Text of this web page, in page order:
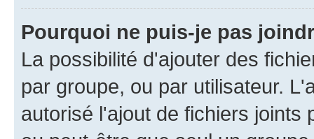
Pourquoi ne puis-je pas
La possibilité d'ajouter des
par groupe, ou par utilisateur.
autorisé l'ajout de fichiers joints